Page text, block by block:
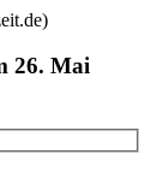
26. Mai